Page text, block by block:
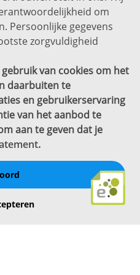
om
Persoonlijke gegevens
zorgvuldigheid
van cookies om het
daarbuiten te
en gebruikerservaring
van het aanbod te
aan te geven dat je
.